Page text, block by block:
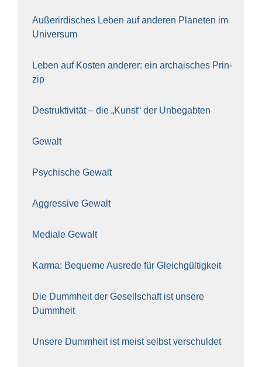
Außer­ir­di­sches Leben auf ande­ren Pla­ne­ten im
Uni­ver­sum
Leben auf Kos­ten ande­rer: ein archai­sches Prin­
zip
Destruk­ti­vi­tät – die „Kunst“ der Unbe­gab­ten
Gewalt
Psy­chi­sche Gewalt
Aggres­si­ve Gewalt
Media­le Gewalt
Kar­ma: Beque­me Aus­re­de für Gleich­gül­tig­keit
Die Dumm­heit der Gesell­schaft ist unse­re
Dumm­heit
Unse­re Dumm­heit ist meist selbst ver­schul­det